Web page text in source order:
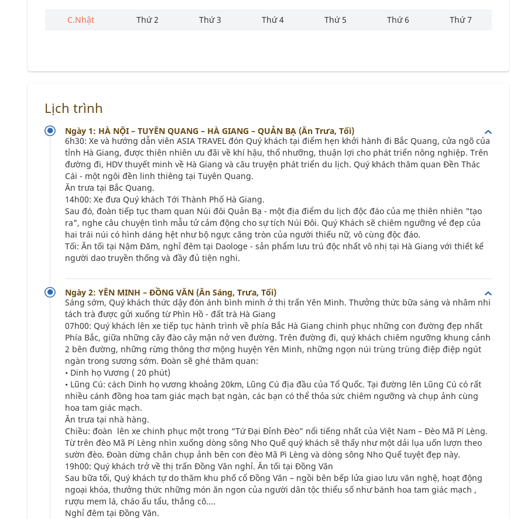
C.Nhật Thứ 2 Thứ 3 Thứ 4 Thứ 5 Thứ 6 Thứ 7
Lịch trình
Ngày 1: HÀ NỘI – TUYÊN QUANG – HÀ GIANG – QUẢN BẠ (Ăn Trưa, Tối)
6h30: Xe và hướng dẫn viên ASIA TRAVEL đón Quý khách tại điểm hẹn khởi hành đi Bắc Quang, cửa ngõ của
tỉnh Hà Giang, được thiên nhiên ưu đãi về khí hậu, thổ nhưỡng, thuận lợi cho phát triển nông nghiệp. Trên
đường đi, HDV thuyết minh về Hà Giang và câu truyện phát triển du lịch. Quý khách thăm quan Đền Thác
Cái - một ngôi đền linh thiêng tại Tuyên Quang.
Ăn trưa tại Bắc Quang.
14h00: Xe đưa Quý khách Tới Thành Phố Hà Giang.
Sau đó, đoàn tiếp tục tham quan Núi đôi Quản Bạ - một địa điểm du lịch độc đáo của mẹ thiên nhiên "tạo
ra", nghe câu chuyện tình mẫu tử cảm động cho sự tích Núi Đôi. Quý Khách sẽ chiêm ngưỡng vẻ đẹp của
hai trái núi có hình dáng hệt như bộ ngực căng tròn của người thiếu nữ, vô cùng độc đáo.
Tối: Ăn tối tại Nậm Đăm, nghỉ đêm tại Daologe - sản phẩm lưu trú độc nhất vô nhị tại Hà Giang với thiết kế
người dao truyền thống và đầy đủ tiện nghi.
Ngày 2: YÊN MINH – ĐỒNG VĂN (Ăn Sáng, Trưa, Tối)
Sáng sớm, Quý khách thức dậy đón ánh bình minh ở thị trấn Yên Minh. Thưởng thức bữa sáng và nhâm nhi
tách trà được gửi xuống từ Phìn Hồ - đất trà Hà Giang
07h00: Quý khách lên xe tiếp tục hành trình về phía Bắc Hà Giang chinh phục những con đường đẹp nhất
Phía Bắc, giữa những cây đào cây mận nở ven đường. Trên đường đi, quý khách chiêm ngưỡng khung cảnh
2 bên đường, những rừng thông thơ mộng huyện Yên Minh, những ngọn núi trùng trùng điệp điệp ngút
ngàn trong sương sớm. Đoàn sẽ ghé thăm quan:
• Dinh họ Vương ( 20 phút)
• Lũng Cú: cách Dinh họ vương khoảng 20km, Lũng Cú địa đầu của Tổ Quốc. Tại đường lên Lũng Cú có rất
nhiều cánh đồng hoa tam giác mạch bạt ngàn, các bạn có thể thỏa sức chiêm ngưỡng và chụp ảnh cùng
hoa tam giác mạch.
Ăn trưa tại nhà hàng.
Chiều: đoàn lên xe chinh phục một trong “Tứ Đại Đỉnh Đèo” nổi tiếng nhất của Việt Nam – Đèo Mã Pí Lèng.
Từ trên đèo Mã Pí Lèng nhìn xuống dòng sông Nho Quế quý khách sẽ thấy như một dải lụa uốn lượn theo
sườn đèo. Đoàn dừng chân chụp ảnh bên con đèo Mã Pì Lèng và dòng sông Nho Quế tuyệt đẹp này.
19h00: Quý khách trở về thị trấn Đồng Văn nghỉ. Ăn tối tại Đồng Văn
Sau bữa tối, Quý khách tự do thăm khu phố cổ Đồng Văn – ngồi bên bếp lửa giao lưu văn nghệ, hoạt động
ngoại khóa, thưởng thức những món ăn ngon của người dân tộc thiểu số như bánh hoa tam giác mạch ,
rượu mem lá, cháo ấu tẩu, thắng cô....
Nghỉ đêm tại Đồng Văn.